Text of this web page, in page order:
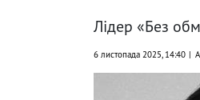
Лідер «Без
6 листопада 2025, 14:40